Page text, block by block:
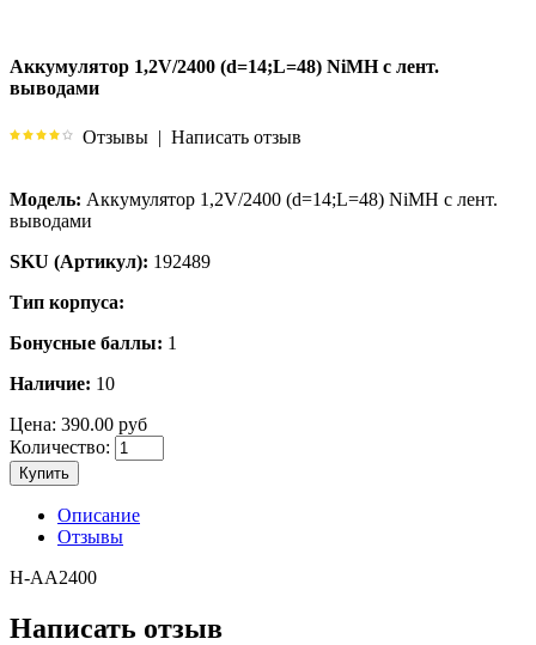
Аккумулятор 1,2V/2400 (d=14;L=48) NiMH с лент.
выводами
Отзывы | Написать отзыв
Модель: Аккумулятор 1,2V/2400 (d=14;L=48) NiMH с лент.
выводами
SKU (Артикул): 192489
Тип корпуса:
Бонусные баллы: 1
Наличие: 10
Цена: 390.00 руб
Количество:
Купить
Описание
Отзывы
H-AA2400
Написать отзыв